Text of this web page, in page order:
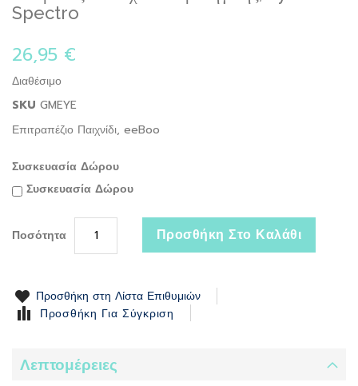
Spectro
26,95 €
Διαθέσιμο
SKU GMEYE
Επιτραπέζιο Παιχνίδι, eeBoo
Συσκευασία Δώρου
Συσκευασία Δώρου
Ποσότητα Προσθήκη Στο Καλάθι
Προσθήκη στη Λίστα Επιθυμιών
Προσθήκη Για Σύγκριση
Λεπτομέρειες
to
the
of
images
gallery